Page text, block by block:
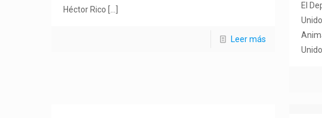
Héctor Rico
Leer más
El